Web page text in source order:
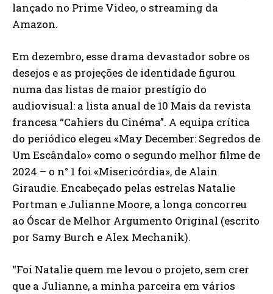
lançado no Prime Video, o streaming da
Amazon.
Em dezembro, esse drama devastador sobre os
desejos e as projeções de identidade figurou
numa das listas de maior prestígio do
audiovisual: a lista anual de 10 Mais da revista
francesa “Cahiers du Cinéma”. A equipa crítica
do periódico elegeu «May December: Segredos de
Um Escândalo» como o segundo melhor filme de
2024 – o n° 1 foi «Misericórdia», de Alain
Giraudie. Encabeçado pelas estrelas Natalie
Portman e Julianne Moore, a longa concorreu
ao Óscar de Melhor Argumento Original (escrito
por Samy Burch e Alex Mechanik).
“Foi Natalie quem me levou o projeto, sem crer
que a Julianne, a minha parceira em vários